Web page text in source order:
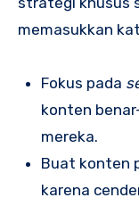
memasukkan
Fokus pada
konten
mereka.
Buat konten
karena